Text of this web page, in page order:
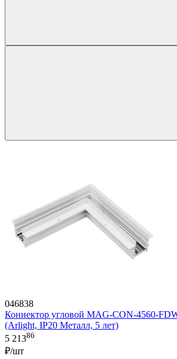
046838
Коннектор угловой MAG-CON-4560-
(Arlight, IP20 Металл, 5 лет)
5 21386
₽/шт